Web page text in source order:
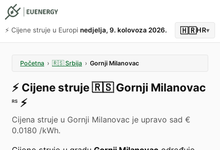
⚡️ Cijene struje u Europi nedjelja, 9. kolovoza 2026. 🇭🇷HR▾
Početna › 🇷🇸 Srbija › Gornji Milanovac
⚡️ Cijene struje🇷🇸 Gornji Milanovac
RS ⚡️
Cijena struje u Gornji Milanovac je upravo sad €
0.0180 /kWh.